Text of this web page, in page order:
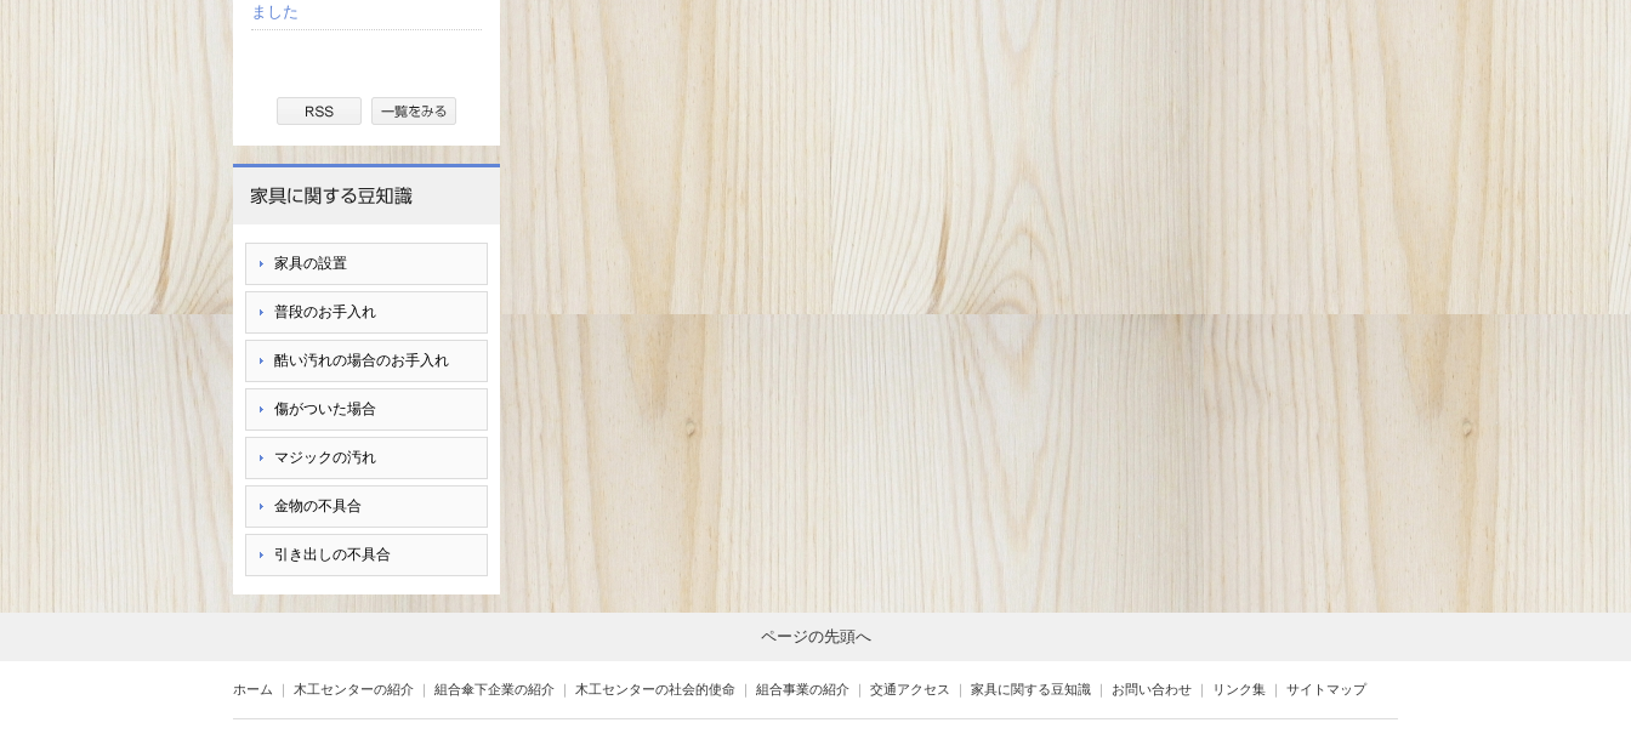
ました
家具の設置
普段のお手入れ
酷い汚れの場合のお手入れ
傷がついた場合
マジックの汚れ
金物の不具合
引き出しの不具合
ページの先頭へ
ホーム ｜ 木工センターの紹介 ｜ 組合傘下企業の紹介 ｜ 木工センターの社会的使命 ｜ 組合事業の紹介 ｜ 交通アクセス ｜ 家具に関する豆知識 ｜ お問い合わせ ｜ リンク集 ｜ サイトマップ